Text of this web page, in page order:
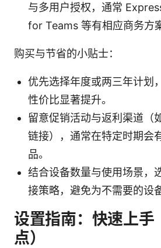
与多用户授权，通常
for Teams 等有相应商务方
购买与节省的小贴士：
优先选择年度或两三年计划
性价比显著提升。
留意促销活动与返利渠道（
链接），通常在特定时期会
品。
结合设备数量与使用场景，
接策略，避免为不需要的设
设置指南：快速上手
点）